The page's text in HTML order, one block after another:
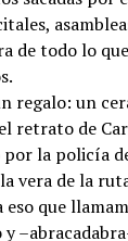
de todo lo
regalo: un
retrato de
por la policía
vera de la
eso que